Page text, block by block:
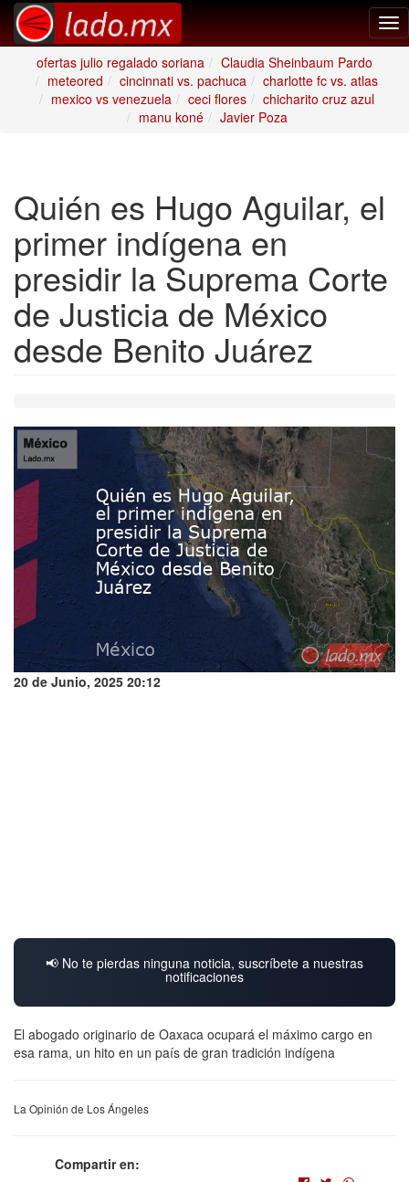
ofertas julio regalado soriana
Claudia Sheinbaum Pardo
meteored
cincinnati vs. pachuca
charlotte fc vs. atlas
mexico vs venezuela
ceci flores
chicharito cruz azul
manu koné
Javier Poza
Quién es Hugo Aguilar, el
primer indígena en
presidir la Suprema Corte
de Justicia de México
desde Benito Juárez
20 de Junio, 2025 20:12
📢 No te pierdas ninguna noticia, suscríbete a nuestras
notificaciones
El abogado originario de Oaxaca ocupará el máximo cargo en
esa rama, un hito en un país de gran tradición indígena
La Opinión de Los Ángeles
Compartir en: